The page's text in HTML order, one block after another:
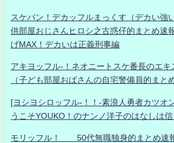
スケバン！デカッフルまっくす（デカい強
供部屋おじさんヒロシ之古惑仔的まとめ速
げMAX！デカいは正義刑事編
アキヨッフル-！ネオニートスケ番長のエキ
（子ども部屋おばさんの自宅警備員的まと
[ヨシヨシロッフル-！！-素浪人勇者カツオ
うこそYOUKO！のナンノ洋子のはなしは
モリッフル！ 50代無職独身的まとめ速